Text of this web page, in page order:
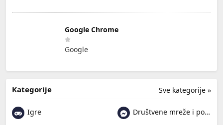
Google Chrome
Google
Sve kategorije »
Kategorije
Igre
Društvene mreže i poruke